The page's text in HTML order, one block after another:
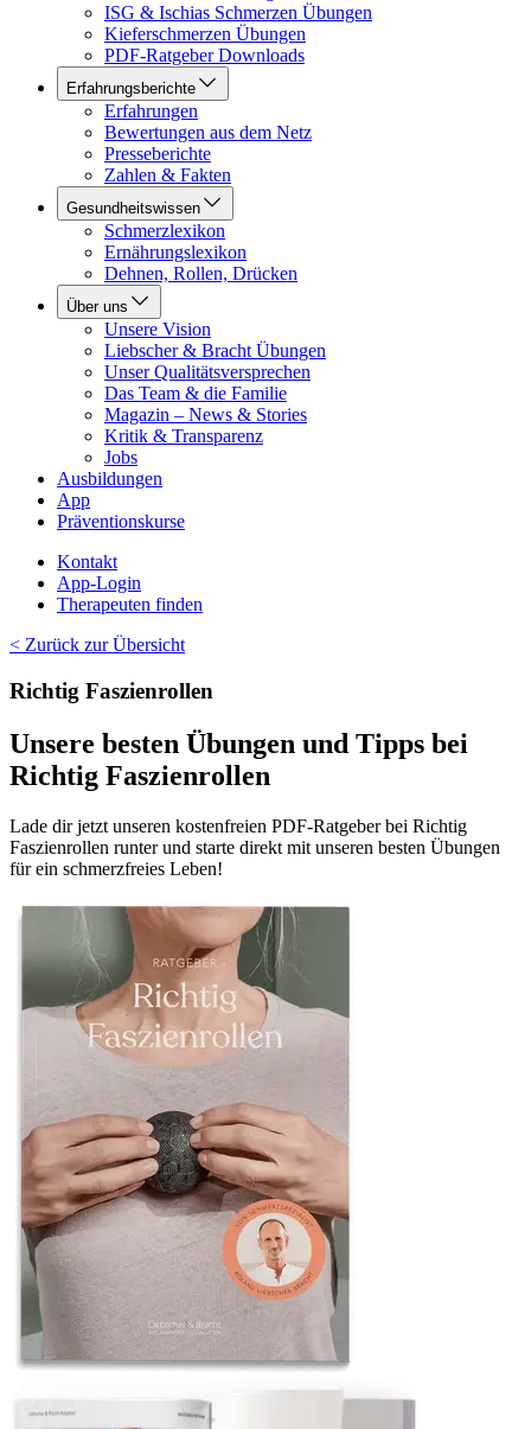
ISG & Ischias Schmerzen Übungen
Kieferschmerzen Übungen
PDF-Ratgeber Downloads
Erfahrungsberichte
Erfahrungen
Bewertungen aus dem Netz
Presseberichte
Zahlen & Fakten
Gesundheitswissen
Schmerzlexikon
Ernährungslexikon
Dehnen, Rollen, Drücken
Über uns
Unsere Vision
Liebscher & Bracht Übungen
Unser Qualitätsversprechen
Das Team & die Familie
Magazin – News & Stories
Kritik & Transparenz
Jobs
Ausbildungen
App
Präventionskurse
Kontakt
App-Login
Therapeuten finden
< Zurück zur Übersicht
Richtig Faszienrollen
Unsere besten Übungen und Tipps bei
Richtig Faszienrollen
Lade dir jetzt unseren kostenfreien PDF-Ratgeber bei Richtig
Faszienrollen runter und starte direkt mit unseren besten Übungen
für ein schmerzfreies Leben!